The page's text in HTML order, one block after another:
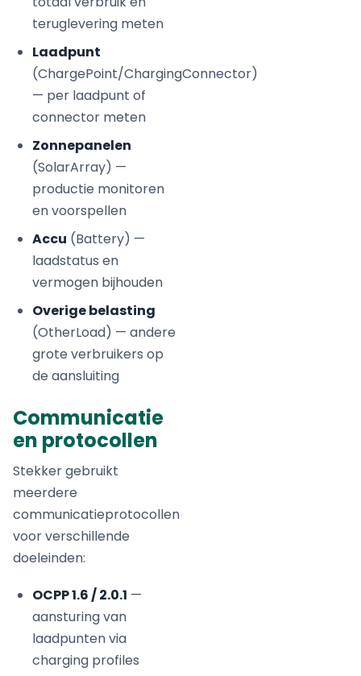
teruglevering meten
Laadpunt
(ChargePoint/ChargingConnector)
— per laadpunt of
connector meten
Zonnepanelen
(SolarArray) —
productie monitoren
en voorspellen
Accu (Battery) —
laadstatus en
vermogen bijhouden
Overige belasting
(OtherLoad) — andere
grote verbruikers op
de aansluiting
Communicatie
en protocollen
Stekker gebruikt
meerdere
communicatieprotocollen
voor verschillende
doeleinden:
OCPP 1.6 / 2.0.1 —
aansturing van
laadpunten via
charging profiles